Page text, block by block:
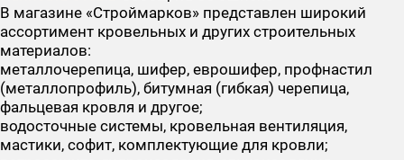
В магазине «Строймарков» представлен широкий
ассортимент кровельных и других строительных
материалов:
металлочерепица, шифер, еврошифер, профнастил
(металлопрофиль), битумная (гибкая) черепица,
фальцевая кровля и другое;
водосточные системы, кровельная вентиляция,
мастики, софит, комплектующие для кровли;